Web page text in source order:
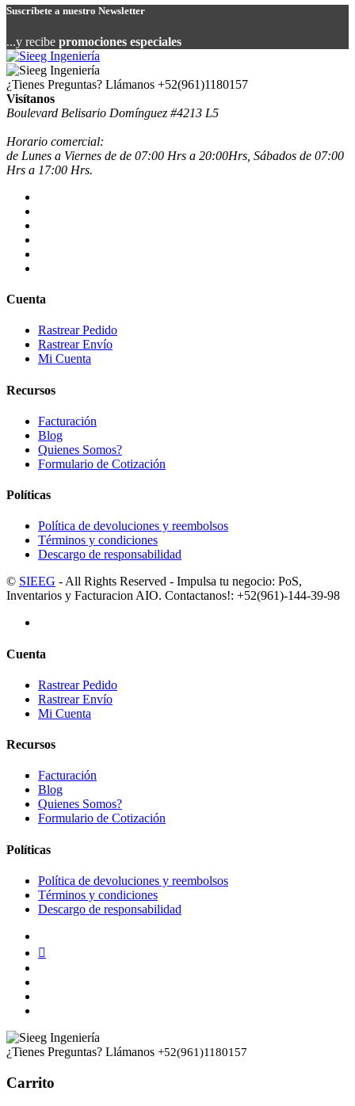
Suscríbete a nuestro Newsletter
...y recibe promociones especiales
¿Tienes Preguntas? Llámanos +52(961)1180157
Visítanos
Boulevard Belisario Domínguez #4213 L5
Horario comercial:
de Lunes a Viernes de de 07:00 Hrs a 20:00Hrs, Sábados de 07:00
Hrs a 17:00 Hrs.
Cuenta
Rastrear Pedido
Rastrear Envío
Mi Cuenta
Recursos
Facturación
Blog
Quienes Somos?
Formulario de Cotización
Políticas
Política de devoluciones y reembolsos
Términos y condiciones
Descargo de responsabilidad
© SIEEG - All Rights Reserved - Impulsa tu negocio: PoS,
Inventarios y Facturacion AIO. Contactanos!: +52(961)-144-39-98
Cuenta
Rastrear Pedido
Rastrear Envío
Mi Cuenta
Recursos
Facturación
Blog
Quienes Somos?
Formulario de Cotización
Políticas
Política de devoluciones y reembolsos
Términos y condiciones
Descargo de responsabilidad
¿Tienes Preguntas? Llámanos +52(961)1180157
Carrito